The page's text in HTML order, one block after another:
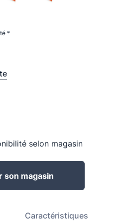
*
selon magasin
son magasin
Caractéristiques